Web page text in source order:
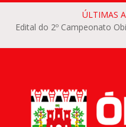
ÚLTIMAS
Edital do 2º Campeonato